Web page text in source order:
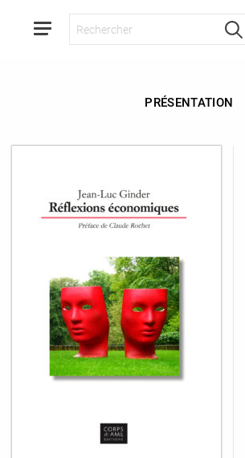
NOUVEAUTÉS
TOUT LE CATALOGUE
RETOUR
RENCONTRE AVEC…
RETOUR
A LA UNE
REVUE DE PRESSE
PRÉSENTATION